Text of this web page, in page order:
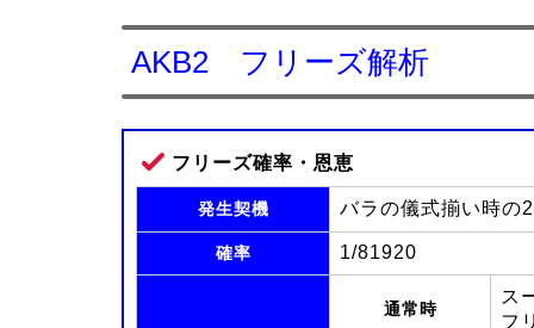
AKB2 フリーズ解析
フリーズ確率・恩恵
発生契機 バラの儀式揃い時の
確率 1/81920
通常時
ス
フ